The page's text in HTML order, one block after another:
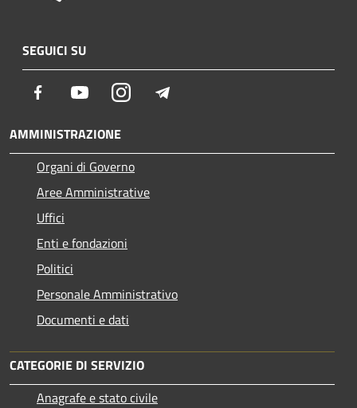
SEGUICI SU
Facebook YoutubeInstagram
AMMINISTRAZIONE
Organi di Governo
Aree Amministrative
Uffici
Enti e fondazioni
Politici
Personale Amministrativo
Documenti e dati
CATEGORIE DI SERVIZIO
Anagrafe e stato civile